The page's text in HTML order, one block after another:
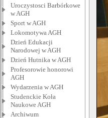
Uroczystosci Barbórkowe
w AGH
Sport w AGH
Lokomotywa AGH
Dzień Edukacji
Narodowej w AGH
Dzień Hutnika w AGH
Profesorowie honorowi
AGH
Wydarzenia w AGH
Studenckie Koła
Naukowe AGH
Archiwum